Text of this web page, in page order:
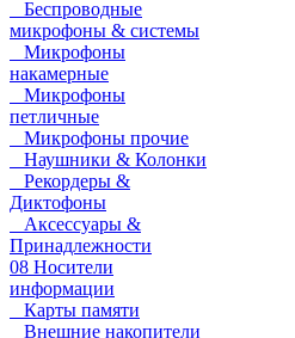
Беспроводные
микрофоны & системы
Микрофоны
накамерные
Микрофоны
петличные
Микрофоны прочие
Наушники & Колонки
Рекордеры &
Диктофоны
Аксессуары &
Принадлежности
08 Носители
информации
Карты памяти
Внешние накопители